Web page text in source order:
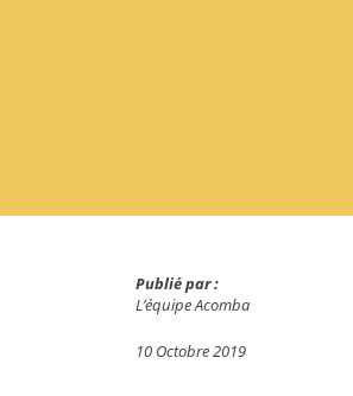
Publié par :
L’équipe Acomba
10 Octobre 2019